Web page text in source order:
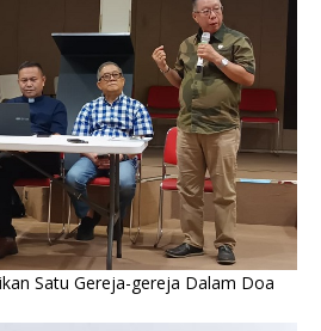
Satu Gereja-gereja Dalam Doa